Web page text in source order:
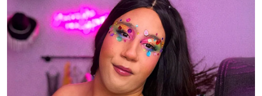
sukarela kepada ahli GISBH yang masih
bebas di negara ini untuk mereka kembali ke
ajaran Islam yang sebenar.